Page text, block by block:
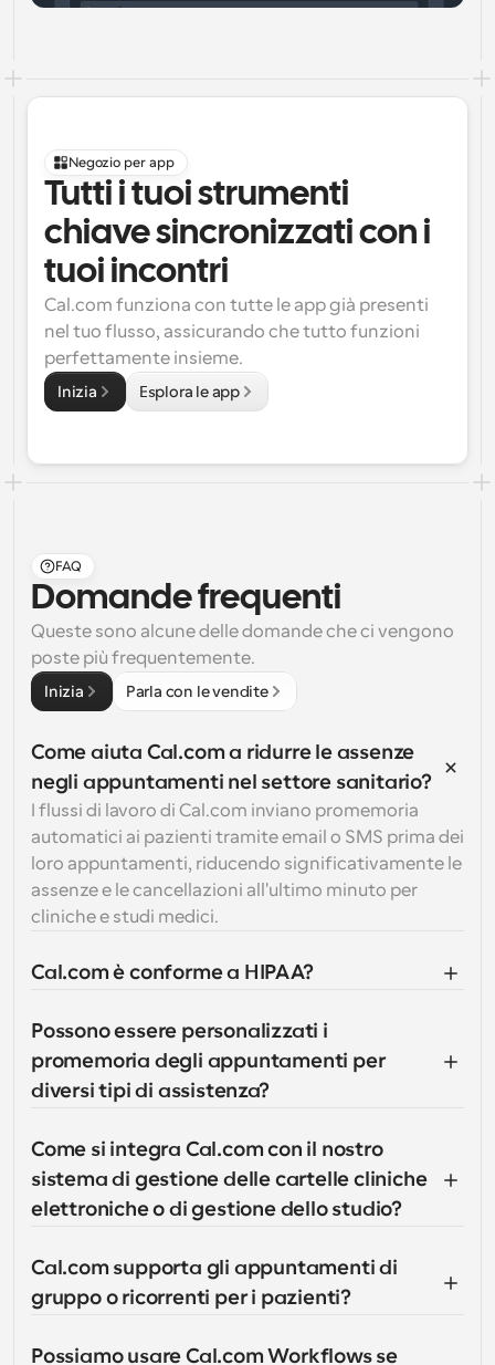
Negozio per app
Tutti i tuoi strumenti
chiave sincronizzati con i
tuoi incontri
Cal.com funziona con tutte le app già presenti
nel tuo flusso, assicurando che tutto funzioni
perfettamente insieme.
Inizia Esplora le app
FAQ
Domande frequenti
Queste sono alcune delle domande che ci vengono
poste più frequentemente.
Inizia Parla con le vendite
Come aiuta Cal.com a ridurre le assenze
negli appuntamenti nel settore sanitario?
I flussi di lavoro di Cal.com inviano promemoria
automatici ai pazienti tramite email o SMS prima dei
loro appuntamenti, riducendo significativamente le
assenze e le cancellazioni all'ultimo minuto per
cliniche e studi medici.
Cal.com è conforme a HIPAA?
Possono essere personalizzati i
promemoria degli appuntamenti per
diversi tipi di assistenza?
Come si integra Cal.com con il nostro
sistema di gestione delle cartelle cliniche
elettroniche o di gestione dello studio?
Cal.com supporta gli appuntamenti di
gruppo o ricorrenti per i pazienti?
Possiamo usare Cal.com Workflows se